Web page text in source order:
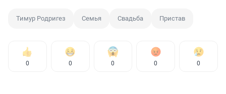
Тимур Родригез Семья Свадьба Пристав
0 0 0 0 0